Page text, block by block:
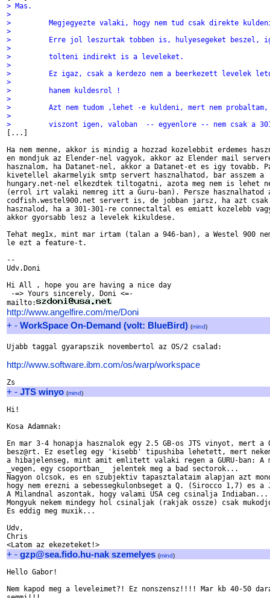
> Mas.
>
>         Megjegyezte valaki, hogy nem tud csak direkte
>
>         Erre jol leszurtak tobben is, hulyesegeket beszel,
>
>         tolteni indirekt is a leveleket.
>
>         Ez igaz, csak a kerdezo nem a beerkezett levelek
>
>         hanem kuldesrol !
>
>         Azt nem tudom ,lehet -e kuldeni, mert nem
>
>         viszont igen, valoban  -- egyenlore -- nem csak a
[...]
Ha nem menne, akkor is mindig a hozzad kozelebbit erdemes
en mondjuk az Elender-nel vagyok, akkor az Elender mail
hasznalom, ha Datanet-nel, akkor a Datanet-et es igy tovabb.
kivetellel akarmelyik smtp servert hasznalhatod, bar asszem a
hungary.net-nel elkezdtek tiltogatni, azota meg nem is lehet
(errol irt valaki nemreg itt a Guru-ban). Persze hasznalhatod
codfish.westel900.net servert is, de jobban jarsz, ha azt csak
hasznalod, ha a 301-301-re connectaltal es emiatt kozelebb
akkor gyorsabb lesz a levelek kikuldese.
Tehat meg1x, mint mar irtam (talan a 946-ban), a Westel 900
le ezt a feature-t.
--
Udv.Doni
Hi All , hope you are having a nice day
-=> Yours sincerely, Doni <=-
mailto:
http://www.angelfire.com/me/Doni
+ - WorkSpace On-Demand (volt: BlueBird) (mind)
Ujabb taggal gyarapszik novembertol az OS/2 csalad:
http://www.software.ibm.com/os/warp/workspace
+ - JTS winyo (mind)
Hi!
Kosa Adamnak:
En mar 3-4 honapja hasznalok egy 2.5 GB-os JTS vinyot, mert a
besz@rt. Ez esetleg egy 'kisebb' tipushiba lehetett, mert
a hibajelenseg, mint amit emlitett valaki regen a GURU-ban: A
_vegen, egy csoportban_  jelentek meg a bad sectorok...
Nagyon olcsok, es en szubjektiv tapasztalataim alapjan azt
hogy nem erezni a sebessegkulonbseget a Q. (Sirocco 1,7) es a
A Milandnal aszontak, hogy valami USA ceg csinalja Indiaban...
Mongyuk nekem mindegy hol csinaljak (rakjak ossze) csak
Es eddig meg muxik...
Udv,
Chris
+ - gzp@sea.fido.hu-nak szemelyes (mind)
Hello Gabor!
Nem kapod meg a leveleimet?! Ez nonszensz!!!! Mar kb 40-50